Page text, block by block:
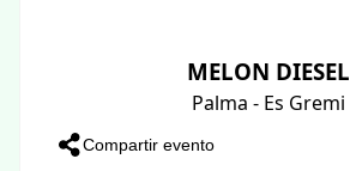
MELON DIESEL
Palma - Es Gremi
Compartir evento